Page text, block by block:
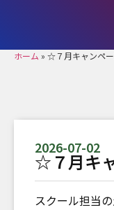
ホーム » ☆７月キャンペ
2026-07-02
☆７月キ
スクール担当